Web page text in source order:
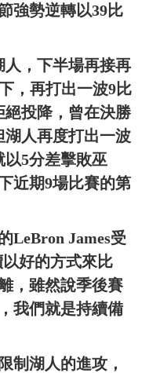
強勢逆轉以39比
人，下半場再接再
，再打出一波9比
絕投降，曾在決勝
湖人再度打出一波
以5分差擊敗巫
近期9場比賽的第
LeBron James受
好的方式來比
，雖然說季後賽
我們就是持續備
制湖人的進攻，